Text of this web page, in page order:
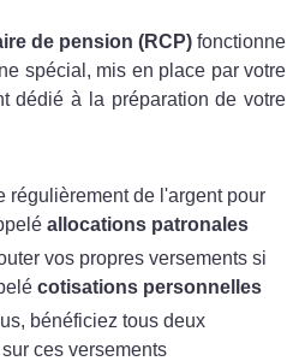
de pension (RCP) fonctionne
spécial, mis en place par votre
dédié à la préparation de votre
régulièrement de l'argent pour
allocations patronales
vos propres versements si
cotisations personnelles
bénéficiez tous deux
sur ces versements